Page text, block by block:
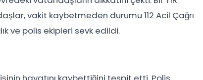
vakit kaybetmeden durumu 112 Acil Çağrı
ve polis ekipleri sevk edildi.